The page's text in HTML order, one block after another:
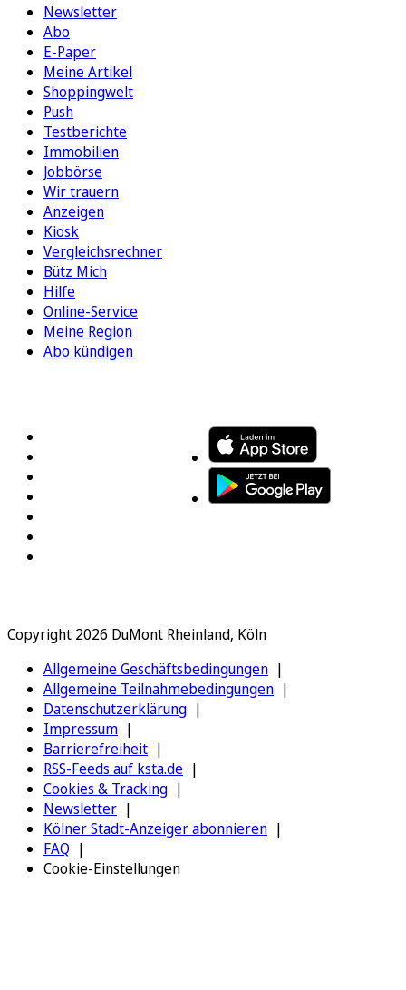
Newsletter
Abo
E-Paper
Meine Artikel
Shoppingwelt
Push
Testberichte
Immobilien
Jobbörse
Wir trauern
Anzeigen
Kiosk
Vergleichsrechner
Bütz Mich
Hilfe
Online-Service
Meine Region
Abo kündigen
Copyright 2026 DuMont Rheinland, Köln
Allgemeine Geschäftsbedingungen
Allgemeine Teilnahmebedingungen
Datenschutzerklärung
Impressum
Barrierefreiheit
RSS-Feeds auf ksta.de
Cookies & Tracking
Newsletter
Kölner Stadt-Anzeiger abonnieren
FAQ
Cookie-Einstellungen